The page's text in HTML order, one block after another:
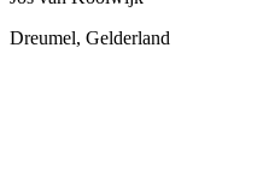
Dreumel, Gelderland